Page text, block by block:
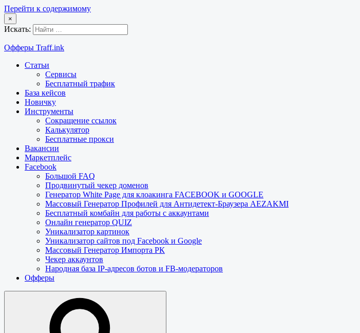
Перейти к содержимому
×
Искать:
Офферы Traff.ink
Статьи
Сервисы
Бесплатный трафик
База кейсов
Новичку
Инструменты
Сокращение ссылок
Калькулятор
Бесплатные прокси
Вакансии
Маркетплейс
Facebook
Большой FAQ
Продвинутый чекер доменов
Генератор White Page для клоакинга FACEBOOK и GOOGLE
Массовый Генератор Профилей для Антидетект-Браузера AEZAKMI
Бесплатный комбайн для работы с аккаунтами
Онлайн генератор QUIZ
Уникализатор картинок
Уникализатор сайтов под Facebook и Google
Массовый Генератор Импорта РК
Чекер аккаунтов
Народная база IP-адресов ботов и FB-модераторов
Офферы